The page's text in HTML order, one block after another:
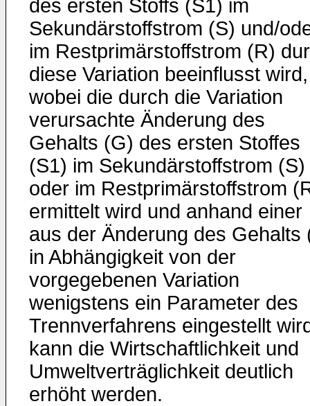
des ersten Stoffs (S1) im
Sekundärstoffstrom (S) und/
im Restprimärstoffstrom (R)
diese Variation beeinflusst wird,
wobei die durch die Variation
verursachte Änderung des
Gehalts (G) des ersten Stoffes
(S1) im Sekundärstoffstrom (S)
oder im Restprimärstoffstrom
ermittelt wird und anhand einer
aus der Änderung des Gehalts
in Abhängigkeit von der
vorgegebenen Variation
wenigstens ein Parameter des
Trennverfahrens eingestellt
kann die Wirtschaftlichkeit und
Umweltverträglichkeit deutlich
erhöht werden.